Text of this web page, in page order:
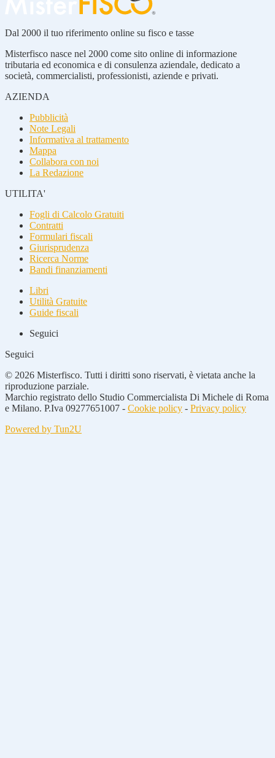
Dal 2000 il tuo riferimento online su fisco e tasse
Misterfisco nasce nel 2000 come sito online di informazione
tributaria ed economica e di consulenza aziendale, dedicato a
società, commercialisti, professionisti, aziende e privati.
AZIENDA
Pubblicità
Note Legali
Informativa al trattamento
Mappa
Collabora con noi
La Redazione
UTILITA'
Fogli di Calcolo Gratuiti
Contratti
Formulari fiscali
Giurisprudenza
Ricerca Norme
Bandi finanziamenti
Libri
Utilità Gratuite
Guide fiscali
Seguici
Seguici
© 2026 Misterfisco. Tutti i diritti sono riservati, è vietata anche la
riproduzione parziale.
Marchio registrato dello Studio Commercialista Di Michele di Roma
e Milano. P.Iva 09277651007 - Cookie policy - Privacy policy
Powered by Tun2U